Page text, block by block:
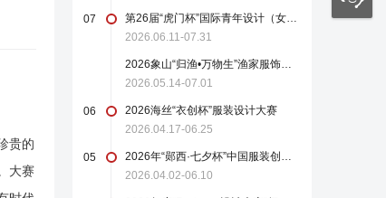
贵的
大赛
07
第26届“虎门杯”国际青年设计（女装）大赛
2026.06.11-07.31
2026象山“归渔•万物生”渔家服饰设计大赛
2026.05.14-07.01
06
2026海丝“衣创杯”服装设计大赛
2026.04.17-06.25
05
2026年“郧西·七夕杯”中国服装创新设计大赛
2026.04.02-06.10